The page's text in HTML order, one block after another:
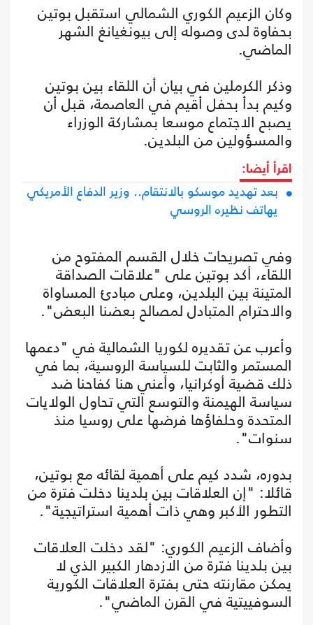
وكان الزعيم الكوري الشمالي استقبل بوتين
بحفاوة لدى وصوله إلى بيونغيانغ الشهر
الماضي.
وذكر الكرملين في بيان أن اللقاء بين بوتين
وكيم بدأ بحفل أقيم في العاصمة، قبل أن
يصبح الاجتماع موسعا بمشاركة الوزراء
والمسؤولين من البلدين.
اقرأ أيضا:
بعد تهديد موسكو بالانتقام.. وزير الدفاع الأمريكي
يهاتف نظيره الروسي
وفي تصريحات خلال القسم المفتوح من
اللقاء، أكد بوتين على "علاقات الصداقة
المتينة بين البلدين، وعلى مبادئ المساواة
والاحترام المتبادل لمصالح بعضنا البعض".
وأعرب عن تقديره لكوريا الشمالية في "دعمها
المستمر والثابت للسياسة الروسية، بما في
ذلك قضية أوكرانيا، وأعني هنا كفاحنا ضد
سياسة الهيمنة والتوسع التي تحاول الولايات
المتحدة وحلفاؤها فرضها على روسيا منذ
سنوات".
بدوره، شدد كيم على أهمية لقائه مع بوتين،
قائلا: "إن العلاقات بين بلدينا دخلت فترة من
التطور الأكبر وهي ذات أهمية استراتيجية".
وأضاف الزعيم الكوري: "لقد دخلت العلاقات
بين بلدينا فترة من الازدهار الكبير الذي لا
يمكن مقارنته حتى بفترة العلاقات الكورية
السوفييتية في القرن الماضي".